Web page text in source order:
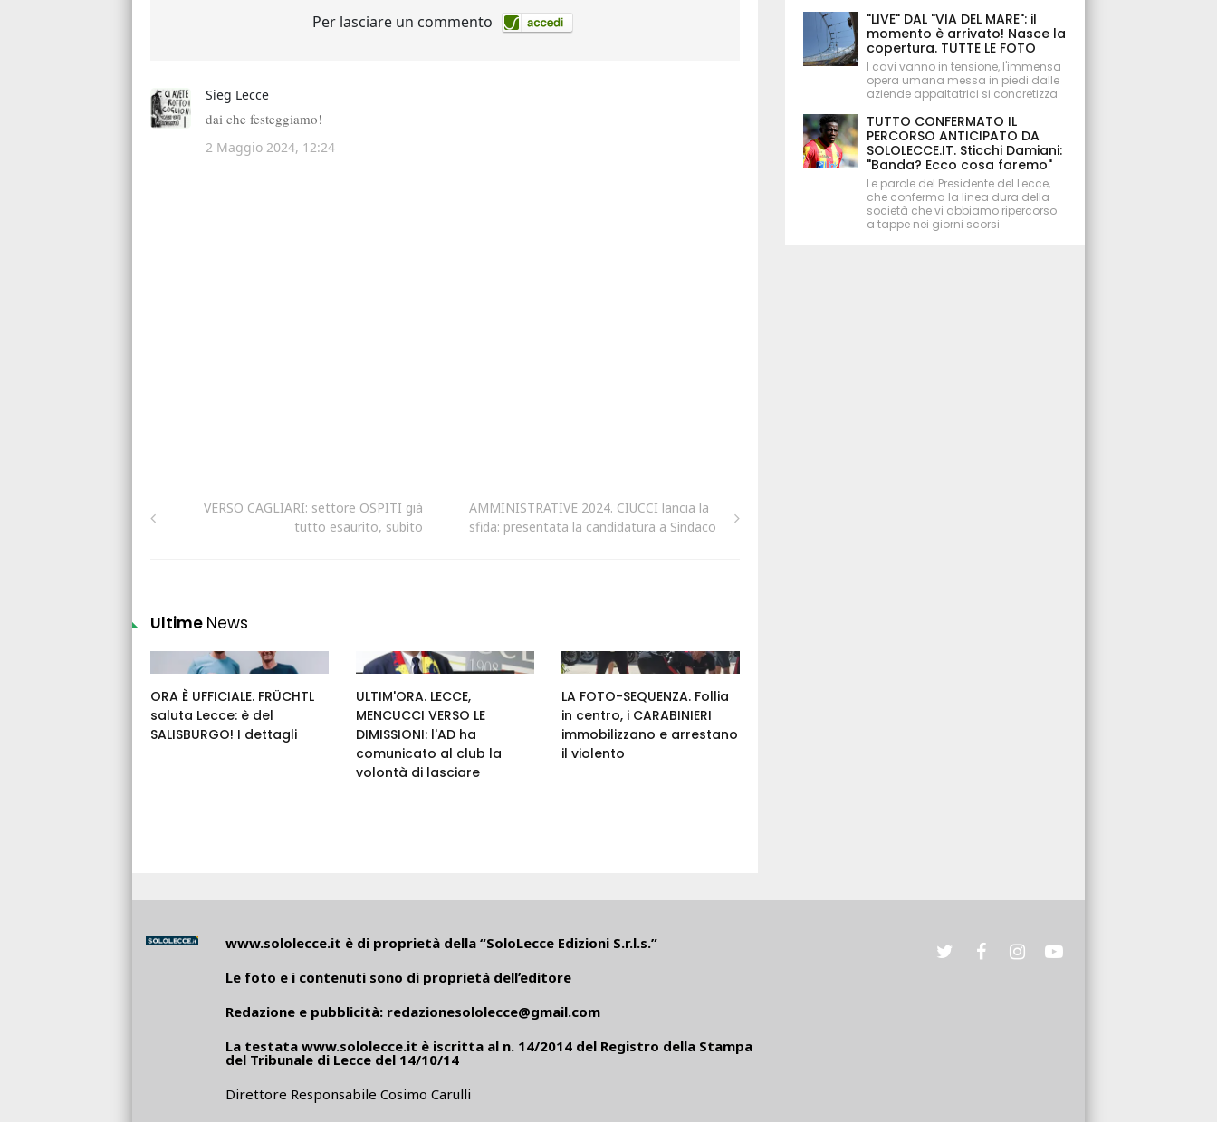
VERSO CAGLIARI: settore OSPITI già
tutto esaurito, subito
AMMINISTRATIVE 2024. CIUCCI lancia la
sfida: presentata la candidatura a Sindaco
Ultime News
ORA È UFFICIALE. FRÜCHTL
saluta Lecce: è del
SALISBURGO! I dettagli
ULTIM'ORA. LECCE,
MENCUCCI VERSO LE
DIMISSIONI: l'AD ha
comunicato al club la
volontà di lasciare
LA FOTO-SEQUENZA. Follia
in centro, i CARABINIERI
immobilizzano e arrestano
il violento
"LIVE" DAL "VIA DEL MARE": il
momento è arrivato! Nasce la
copertura. TUTTE LE FOTO
I cavi vanno in tensione, l'immensa
opera umana messa in piedi dalle
aziende appaltatrici si concretizza
TUTTO CONFERMATO IL
PERCORSO ANTICIPATO DA
SOLOLECCE.IT. Sticchi Damiani:
"Banda? Ecco cosa faremo"
Le parole del Presidente del Lecce,
che conferma la linea dura della
società che vi abbiamo ripercorso
a tappe nei giorni scorsi
www.sololecce.it è di proprietà della “SoloLecce Edizioni S.r.l.s.”
Le foto e i contenuti sono di proprietà dell’editore
Redazione e pubblicità: redazionesololecce@gmail.com
La testata www.sololecce.it è iscritta al n. 14/2014 del Registro della Stampa
del Tribunale di Lecce del 14/10/14
Direttore Responsabile Cosimo Carulli